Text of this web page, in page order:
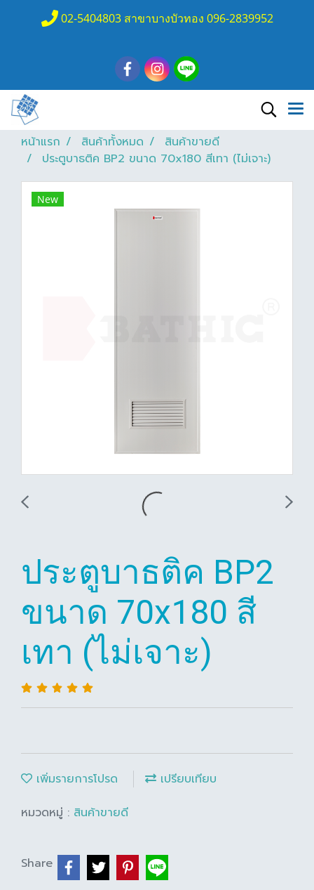
02-5404803 สาขาบางบัวทอง 096-2839952
หน้าแรก สินค้าทั้งหมด
สินค้าขายดี
ประตูบาธติค BP2 ขนาด 70x180 สีเทา (ไม่เจาะ)
New
ประตูบาธติค BP2
ขนาด 70x180 สี
เทา (ไม่เจาะ)
เพิ่มรายการโปรด
เปรียบเทียบ
หมวดหมู่ : สินค้าขายดี
Share